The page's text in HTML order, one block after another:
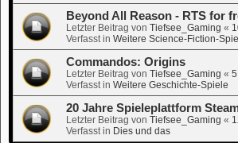
Beyond All Reason - RTS for
Letzter Beitrag von Tiefsee_Gaming «
Verfasst in Weitere Science-Fiction-
Commandos: Origins
Letzter Beitrag von Tiefsee_Gaming «
Verfasst in Weitere Geschichte-Spiele
20 Jahre Spieleplattform
Letzter Beitrag von Tiefsee_Gaming «
Verfasst in Dies und das